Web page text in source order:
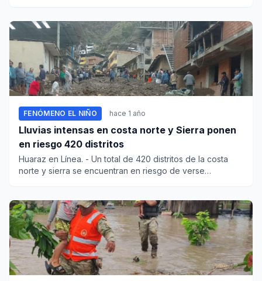
FENÓMENO EL NIÑO hace 1 año
Lluvias intensas en costa norte y Sierra ponen
en riesgo 420 distritos
Huaraz en Línea. - Un total de 420 distritos de la costa
norte y sierra se encuentran en riesgo de verse